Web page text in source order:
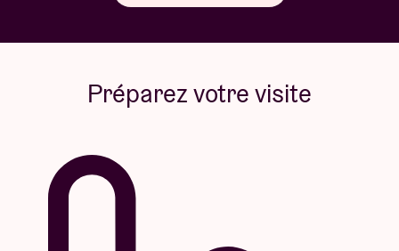
Préparez votre visite